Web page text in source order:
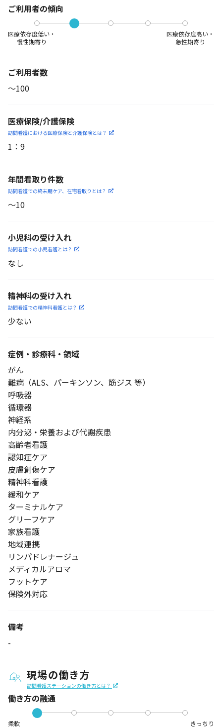
ご利用者の傾向
医療依存度低い・
慢性期寄り
医療依存度高い・
急性期寄り
ご利用者数
〜100
医療保険/介護保険
訪問看護における医療保険と介護保険とは？
1 ： 9
年間看取り件数
訪問看護での終末期ケア、 在宅看取りとは？
〜10
小児科の受け入れ
訪問看護での小児看護とは？
なし
精神科の受け入れ
訪問看護での精神科看護とは？
少ない
症例・診療科・ 領域
がん
難病（ALS、パーキンソン、筋ジス 等）
呼吸器
循環器
神経系
内分泌・栄養および代謝疾患
高齢者看護
認知症ケア
皮膚創傷ケア
精神科看護
緩和ケア
ターミナルケア
グリーフケア
家族看護
地域連携
リンパドレナージュ
メディカルアロマ
フットケア
保険外対応
備考
-
現場の働き方
訪問看護ステーションの働き方とは？
働き方の融通
柔軟 きっちり